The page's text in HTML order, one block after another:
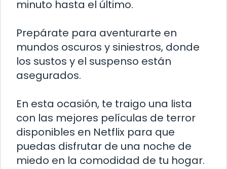
minuto hasta el último.
Prepárate para aventurarte en
mundos oscuros y siniestros, donde
los sustos y el suspenso están
asegurados.
En esta ocasión, te traigo una lista
con las mejores películas de terror
disponibles en Netflix para que
puedas disfrutar de una noche de
miedo en la comodidad de tu hogar.